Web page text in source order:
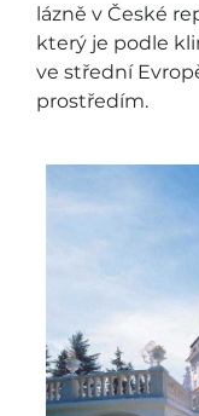
lázně v České
který je podle
ve střední
prostředím.